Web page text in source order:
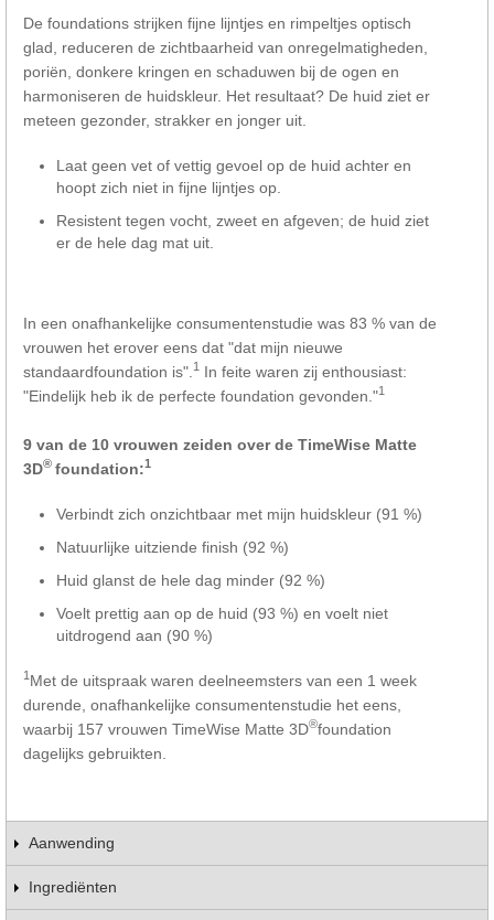
De foundations strijken fijne lijntjes en rimpeltjes optisch
glad, reduceren de zichtbaarheid van onregelmatigheden,
poriën, donkere kringen en schaduwen bij de ogen en
harmoniseren de huidskleur. Het resultaat? De huid ziet er
meteen gezonder, strakker en jonger uit.
Laat geen vet of vettig gevoel op de huid achter en
hoopt zich niet in fijne lijntjes op.
Resistent tegen vocht, zweet en afgeven; de huid ziet
er de hele dag mat uit.
In een onafhankelijke consumentenstudie was 83 % van de
vrouwen het erover eens dat "dat mijn nieuwe
standaardfoundation is". 1
In feite waren zij enthousiast:
"Eindelijk heb ik de perfecte foundation gevonden."1
9 van de 10 vrouwen zeiden over de TimeWise Matte
3D® foundation:1
Verbindt zich onzichtbaar met mijn huidskleur (91 %)
Natuurlijke uitziende finish (92 %)
Huid glanst de hele dag minder (92 %)
Voelt prettig aan op de huid (93 %) en voelt niet
uitdrogend aan (90 %)
1 Met de uitspraak waren deelneemsters van een 1 week
durende, onafhankelijke consumentenstudie het eens,
waarbij 157 vrouwen TimeWise Matte 3D®foundation
dagelijks gebruikten.
Aanwending
Ingrediënten